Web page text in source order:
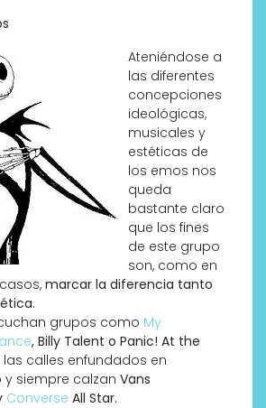
Ateniéndose a
las diferentes
concepciones
ideológicas,
musicales y
estéticas de
los emos nos
queda
bastante claro
que los fines
de este grupo
son, como en
marcar la diferencia tanto
grupos como My
, Billy Talent o Panic! At the
las calles enfundados en
siempre calzan Vans
Converse All Star.